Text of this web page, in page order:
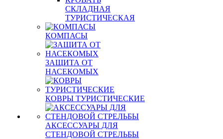
СКЛАДНАЯ
ТУРИСТИЧЕСКАЯ
КОМПАСЫ
ЗАЩИТА ОТ
НАСЕКОМЫХ
КОВРЫ ТУРИСТИЧЕСКИЕ
АКСЕССУАРЫ ДЛЯ
СТЕНДОВОЙ СТРЕЛЬБЫ